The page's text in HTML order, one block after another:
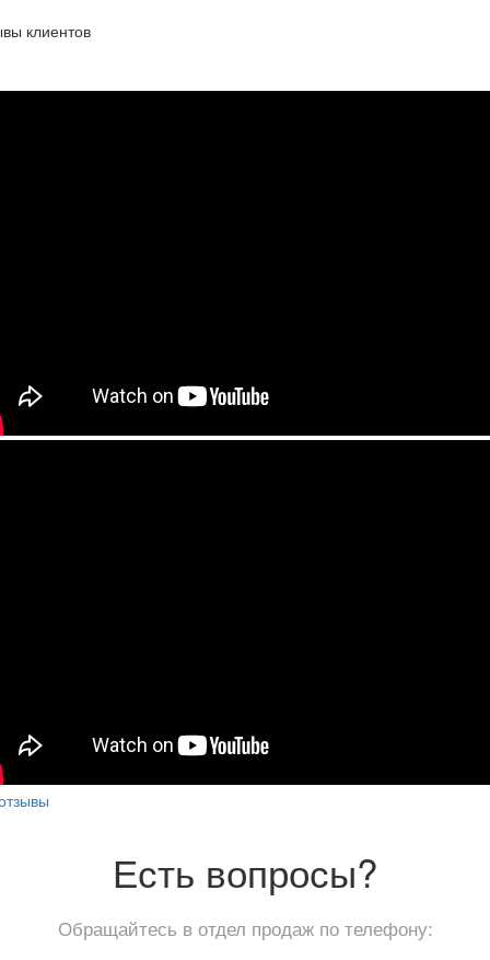
клиентов
Есть вопросы?
Обращайтесь в отдел продаж по телефону: